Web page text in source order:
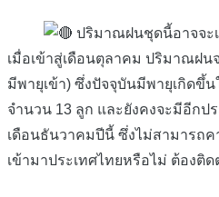
ปริมาณฝนชุดนี้อาจจะ
เมื่อเข้าสู่เดือนตุลาคม ปริมาณฝน
มีพายุเข้า) ซึ่งปัจจุบันมีพายุเกิดขึ้
จำนวน 13 ลูก และยังคงจะมีอีกป
เดือนธันวาคมปีนี้ ซึ่งไม่สามารถ
เข้ามาประเทศไทยหรือไม่ ต้องติ